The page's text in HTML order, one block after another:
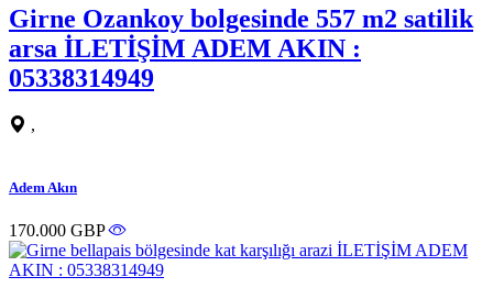
Girne Ozankoy bolgesinde 557 m2 satilik
arsa İLETİŞİM ADEM AKIN :
05338314949
,
Adem Akın
170.000 GBP